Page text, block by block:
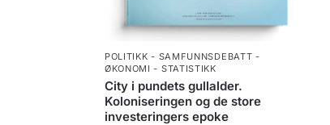
POLITIKK - SAMFUNNSDEBATT -
ØKONOMI - STATISTIKK
City i pundets gullalder.
Koloniseringen og de store
investeringers epoke